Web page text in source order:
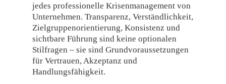
jedes professionelle Krisenmanagement von
Unternehmen. Transparenz, Verständlichkeit,
Zielgruppenorientierung, Konsistenz und
sichtbare Führung sind keine optionalen
Stilfragen – sie sind Grundvoraussetzungen
für Vertrauen, Akzeptanz und
Handlungsfähigkeit.